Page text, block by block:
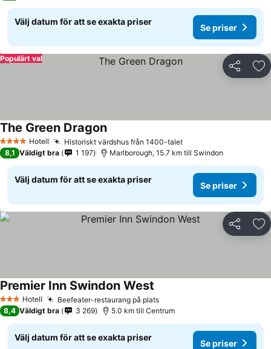
Välj datum för att se exakta priser
Se priser
Dela
Populärt val
4 StjärnorHotell Historiskt värdshus från 1400-taletSe priser
The Green DragonSe priser
8,1 Väldigt bra 1 197 Marlborough, 15.7 km till Swindon
Välj datum för att se exakta priser
Se priser
Dela
3 StjärnorHotell Beefeater-restaurang på platsSe priser
Premier Inn Swindon West
8,4 Väldigt bra 3 269 5.0 km till Centrum
Välj datum för att se exakta priser
Se priser